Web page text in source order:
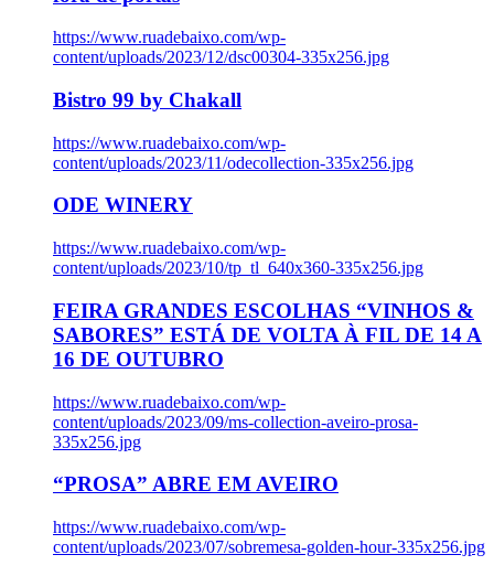
https://www.ruadebaixo.com/wp-
content/uploads/2023/12/dsc00304-335x256.jpg
Bistro 99 by Chakall
https://www.ruadebaixo.com/wp-
content/uploads/2023/11/odecollection-335x256.jpg
ODE WINERY
https://www.ruadebaixo.com/wp-
content/uploads/2023/10/tp_tl_640x360-335x256.jpg
FEIRA GRANDES ESCOLHAS “VINHOS &
SABORES” ESTÁ DE VOLTA À FIL DE 14 A
16 DE OUTUBRO
https://www.ruadebaixo.com/wp-
content/uploads/2023/09/ms-collection-aveiro-prosa-
335x256.jpg
“PROSA” ABRE EM AVEIRO
https://www.ruadebaixo.com/wp-
content/uploads/2023/07/sobremesa-golden-hour-335x256.jpg